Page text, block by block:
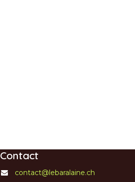
Contact
contact@lebaralaine.ch